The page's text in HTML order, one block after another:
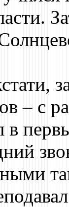
– с